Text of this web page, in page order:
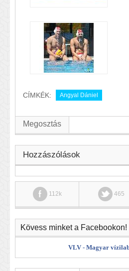
CÍMKÉK: Angyal Dániel
Megosztás
Hozzászólások
112k 465
Kövess minket a Facebookon!
VLV - Magyar